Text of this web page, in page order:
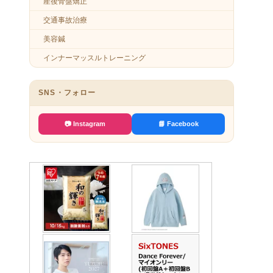
交通事故治療
美容鍼
インナーマッスルトレーニング
SNS・フォロー
📷 Instagram 📘 Facebook